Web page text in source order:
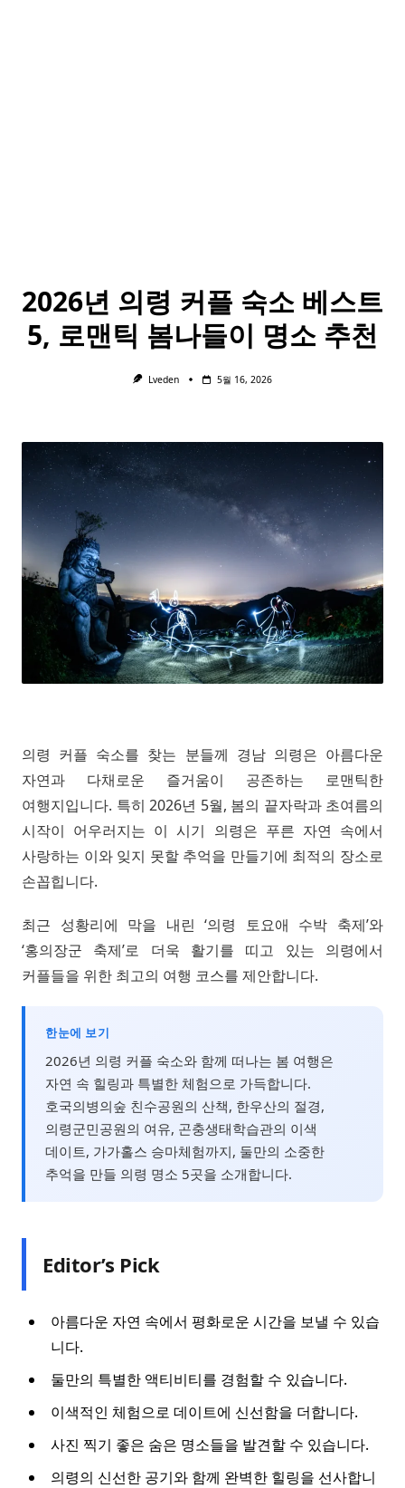
2026년 의령 커플 숙소 베스트
5, 로맨틱 봄나들이 명소 추천
Lveden 5월 16, 2026
의령 커플 숙소를 찾는 분들께 경남 의령은 아름다운
자연과 다채로운 즐거움이 공존하는 로맨틱한
여행지입니다. 특히 2026년 5월, 봄의 끝자락과 초여름의
시작이 어우러지는 이 시기 의령은 푸른 자연 속에서
사랑하는 이와 잊지 못할 추억을 만들기에 최적의 장소로
손꼽힙니다.
최근 성황리에 막을 내린 ‘의령 토요애 수박 축제’와
‘홍의장군 축제’로 더욱 활기를 띠고 있는 의령에서
커플들을 위한 최고의 여행 코스를 제안합니다.
한눈에 보기
2026년 의령 커플 숙소와 함께 떠나는 봄 여행은
자연 속 힐링과 특별한 체험으로 가득합니다.
호국의병의숲 친수공원의 산책, 한우산의 절경,
의령군민공원의 여유, 곤충생태학습관의 이색
데이트, 가가홀스 승마체험까지, 둘만의 소중한
추억을 만들 의령 명소 5곳을 소개합니다.
Editor’s Pick
아름다운 자연 속에서 평화로운 시간을 보낼 수 있습
니다.
둘만의 특별한 액티비티를 경험할 수 있습니다.
이색적인 체험으로 데이트에 신선함을 더합니다.
사진 찍기 좋은 숨은 명소들을 발견할 수 있습니다.
의령의 신선한 공기와 함께 완벽한 힐링을 선사합니